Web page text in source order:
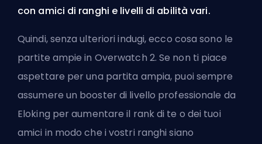
con amici di ranghi e livelli di abilità vari.
Quindi, senza ulteriori indugi, ecco cosa sono le
partite ampie in Overwatch 2. Se non ti piace
aspettare per una partita ampia, puoi sempre
assumere un booster di livello professionale da
Eloking per aumentare il rank di te o dei tuoi
amici in modo che i vostri ranghi siano